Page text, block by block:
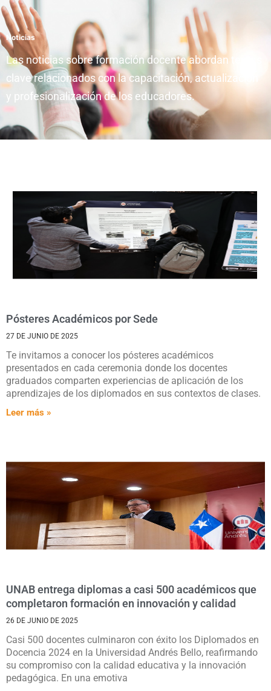
Noticias
Las noticias sobre formación docente abordan temas
clave relacionados con la capacitación, actualización
y profesionalización de los educadores.
Pósteres Académicos por Sede
27 DE JUNIO DE 2025
Te invitamos a conocer los pósteres académicos
presentados en cada ceremonia donde los docentes
graduados comparten experiencias de aplicación de los
aprendizajes de los diplomados en sus contextos de clases.
Leer más »
UNAB entrega diplomas a casi 500 académicos que
completaron formación en innovación y calidad
26 DE JUNIO DE 2025
Casi 500 docentes culminaron con éxito los Diplomados en
Docencia 2024 en la Universidad Andrés Bello, reafirmando
su compromiso con la calidad educativa y la innovación
pedagógica. En una emotiva